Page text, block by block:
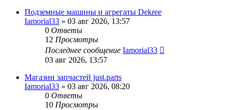
Подземные машины и агрегаты Dekree
Iamorial33 » 03 авг 2026, 13:57
0 Ответы
12 Просмотры
Последнее сообщение Iamorial33
03 авг 2026, 13:57
Магазин запчастей just.parts
Iamorial33 » 03 авг 2026, 08:20
0 Ответы
10 Просмотры